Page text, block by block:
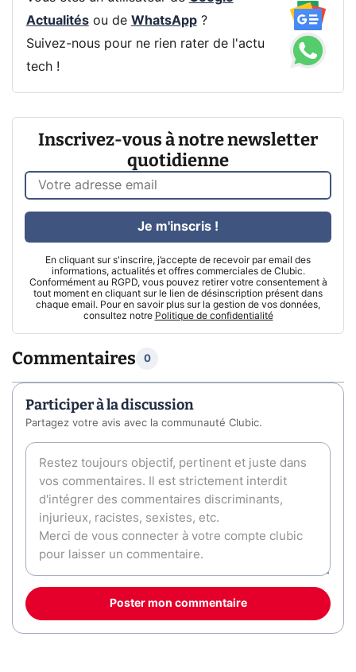
Actualitésou de WhatsApp?
Suivez-nous pour ne rien rater de l'actu
tech !
Inscrivez-vous à notre newsletter
quotidienne
En cliquant sur s'inscrire, j’accepte de recevoir par email des
informations, actualités et offres commerciales de Clubic.
Conformément au RGPD, vous pouvez retirer votre consentement à
tout moment en cliquant sur le lien de désinscription présent dans
chaque email. Pour en savoir plus sur la gestion de vos données,
consultez notre Politique de confidentialité
Je m'inscris !
Commentaires 0
Participer à la discussion
Partagez votre avis avec la communauté Clubic.
Poster mon commentaire